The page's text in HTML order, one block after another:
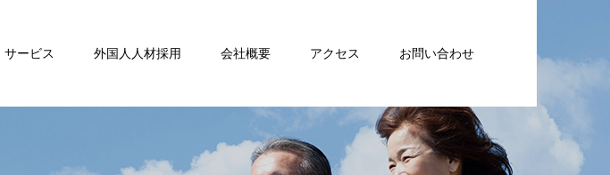
サービス 外国人人材採用 会社概要 アクセス お問い合わせ